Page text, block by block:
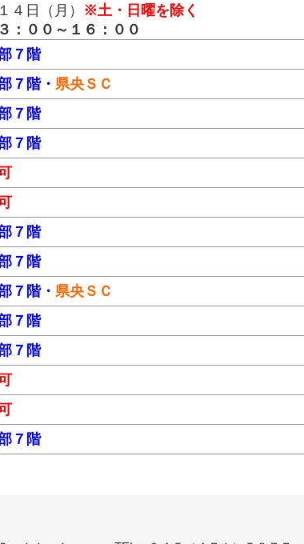
日（月） ※土・日曜を除く
：００～１６：００
７階
７階・ 県央ＳＣ
７階
７階
７階
７階
７階・ 県央ＳＣ
７階
７階
７階